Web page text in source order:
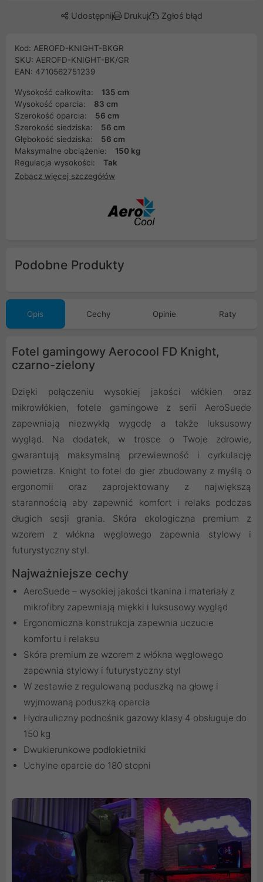
Udostępnij Drukuj Zgłoś błąd
Kod: AEROFD-KNIGHT-BKGR
SKU: AEROFD-KNIGHT-BK/GR
EAN: 4710562751239
Wysokość całkowita:
135 cm
Wysokość oparcia:
83 cm
Szerokość oparcia:
56 cm
Szerokość siedziska:
56 cm
Głębokość siedziska:
56 cm
Maksymalne obciążenie:
150 kg
Regulacja wysokości:
Tak
Zobacz więcej szczegółów
Podobne Produkty
Opis Cechy Opinie Raty
Fotel gamingowy Aerocool FD Knight,
czarno-zielony
Dzięki połączeniu wysokiej jakości włókien oraz
mikrowłókien, fotele gamingowe z serii AeroSuede
zapewniają niezwykłą wygodę a także luksusowy
wygląd. Na dodatek, w trosce o Twoje zdrowie,
gwarantują maksymalną przewiewność i cyrkulację
powietrza. Knight to fotel do gier zbudowany z myślą o
ergonomii oraz zaprojektowany z największą
starannością aby zapewnić komfort i relaks podczas
długich sesji grania. Skóra ekologiczna premium z
wzorem z włókna węglowego zapewnia stylowy i
futurystyczny styl.
Najważniejsze cechy
AeroSuede – wysokiej jakości tkanina i materiały z
mikrofibry zapewniają miękki i luksusowy wygląd
Ergonomiczna konstrukcja zapewnia uczucie
komfortu i relaksu
Skóra premium ze wzorem z włókna węglowego
zapewnia stylowy i futurystyczny styl
W zestawie z regulowaną poduszką na głowę i
wyjmowaną poduszką oparcia
Hydrauliczny podnośnik gazowy klasy 4 obsługuje do
150 kg
Dwukierunkowe podłokietniki
Uchylne oparcie do 180 stopni